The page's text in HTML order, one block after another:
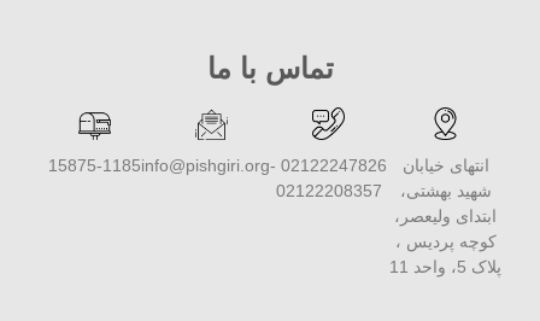
تماس با ما
انتهای خیابان
شهید بهشتی،
ابتدای ولیعصر،
کوچه پردیس ،
پلاک 5، واحد 11
02122247826 -
02122208357
info@pishgiri.org
15875-1185